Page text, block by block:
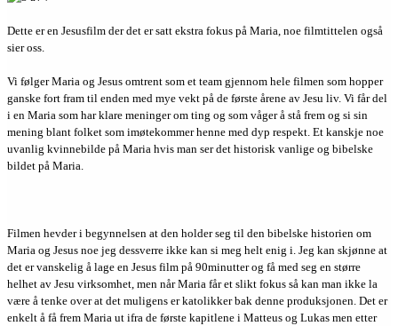
Dette er en Jesusfilm der det er satt ekstra fokus på Maria, noe filmtittelen også
sier oss.
Vi følger Maria og Jesus omtrent som et team gjennom hele filmen som hopper
ganske fort fram til enden med mye vekt på de første årene av Jesu liv. Vi får del
i en Maria som har klare meninger om ting og som våger å stå frem og si sin
mening blant folket som imøtekommer henne med dyp respekt. Et kanskje noe
uvanlig kvinnebilde på Maria hvis man ser det historisk vanlige og bibelske
bildet på Maria.
Filmen hevder i begynnelsen at den holder seg til den bibelske historien om
Maria og Jesus noe jeg dessverre ikke kan si meg helt enig i. Jeg kan skjønne at
det er vanskelig å lage en Jesus film på 90minutter og få med seg en større
helhet av Jesu virksomhet, men når Maria får et slikt fokus så kan man ikke la
være å tenke over at det muligens er katolikker bak denne produksjonen. Det er
enkelt å få frem Maria ut ifra de første kapitlene i Matteus og Lukas men etter